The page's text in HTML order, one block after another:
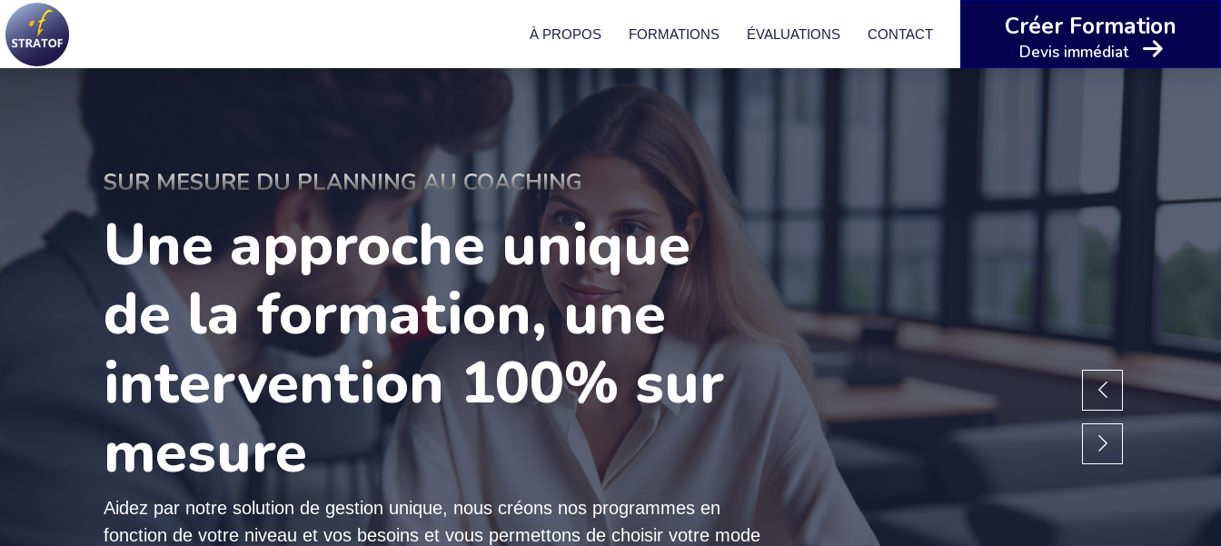
À PROPOS FORMATIONS ÉVALUATIONS CONTACT Créer Formation
Devis immédiat
SUR MESURE DU PLANNING AU COACHING
Une approche unique
de la formation, une
intervention 100% sur
mesure
Aidez par notre solution de gestion unique, nous créons nos programmes en
fonction de votre niveau et vos besoins et vous permettons de choisir votre mode